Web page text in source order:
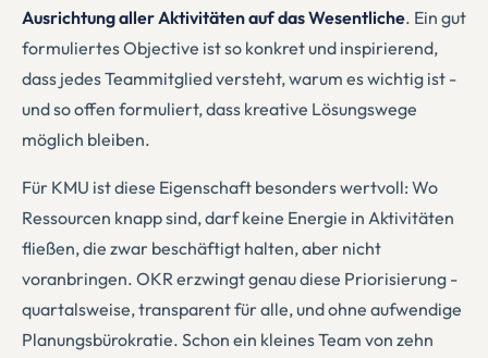
Ausrichtung aller Aktivitäten auf das Wesentliche. Ein gut
formuliertes Objective ist so konkret und inspirierend,
dass jedes Teammitglied versteht, warum es wichtig ist -
und so offen formuliert, dass kreative Lösungswege
möglich bleiben.
Für KMU ist diese Eigenschaft besonders wertvoll: Wo
Ressourcen knapp sind, darf keine Energie in Aktivitäten
fließen, die zwar beschäftigt halten, aber nicht
voranbringen. OKR erzwingt genau diese Priorisierung -
quartalsweise, transparent für alle, und ohne aufwendige
Planungsbürokratie. Schon ein kleines Team von zehn